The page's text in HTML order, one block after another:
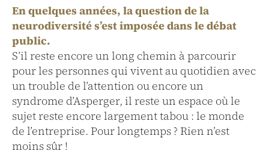
En quelques années, la question de la
neurodiversité s’est imposée dans le débat
public.
S’il reste encore un long chemin à parcourir
pour les personnes qui vivent au quotidien avec
un trouble de l’attention ou encore un
syndrome d’Asperger, il reste un espace où le
sujet reste encore largement tabou : le monde
de l’entreprise. Pour longtemps ? Rien n’est
moins sûr !